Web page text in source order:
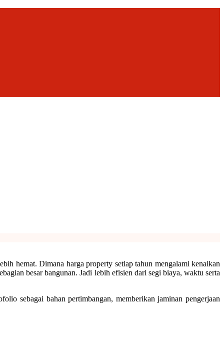
hemat. Dimana harga property setiap tahun mengalami kenaikan
besar bangunan. Jadi lebih efisien dari segi biaya, waktu serta
sebagai bahan pertimbangan, memberikan jaminan pengerjaan